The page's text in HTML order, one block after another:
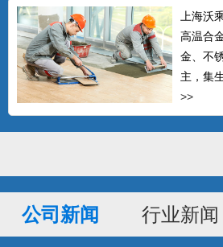
上海沃
高温合
金、不
主，集
>>
公司新闻 行业新闻
GH605钴基高
可以生产